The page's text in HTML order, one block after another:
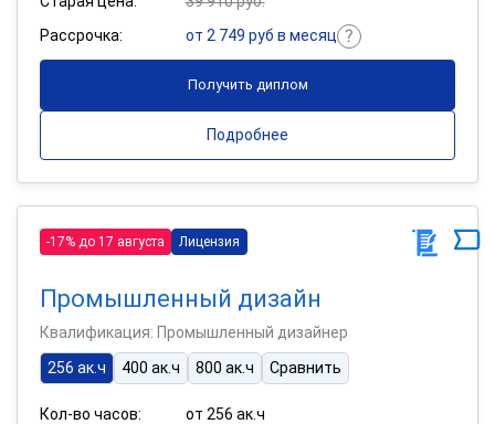
Рассрочка:
от 2 749 руб в месяц
Получить диплом
Подробнее
-17% до 17 августа Лицензия
Промышленный дизайн
Квалификация: Промышленный дизайнер
256 ак.ч
400 ак.ч 800 ак.ч Сравнить
Кол-во часов:
от 256 ак.ч